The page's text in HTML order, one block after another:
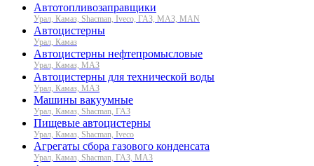
Автотопливозаправщики
Урал, Камаз, Shacman, Iveco, ГАЗ, МАЗ, MAN
Автоцистерны
Урал, Камаз
Автоцистерны нефтепромысловые
Урал, Камаз, МАЗ
Автоцистерны для технической воды
Урал, Камаз, МАЗ
Машины вакуумные
Урал, Камаз, Shacman, ГАЗ
Пищевые автоцистерны
Урал, Камаз, Shacman, Iveco
Агрегаты сбора газового конденсата
Урал, Камаз, Shacman, ГАЗ, МАЗ